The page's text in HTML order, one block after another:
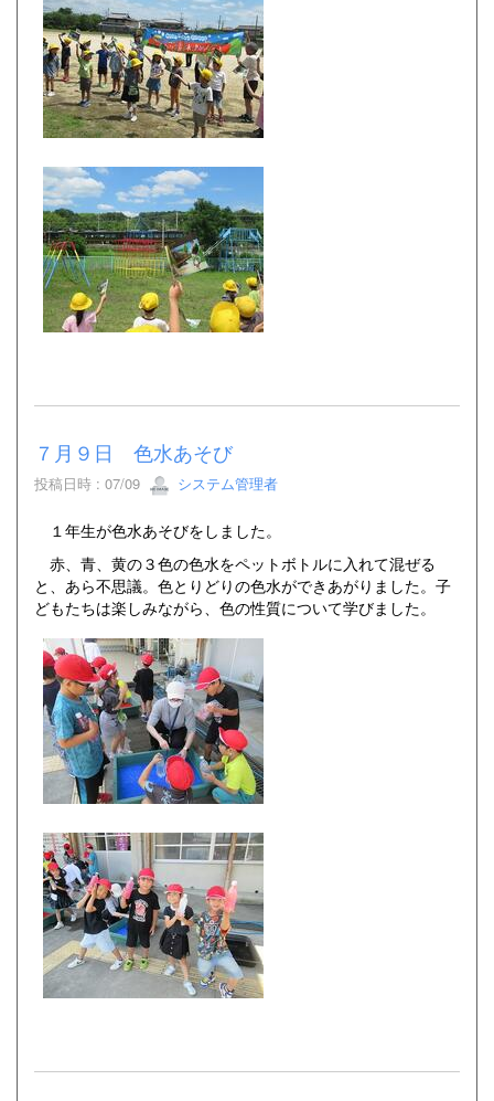
７月９日 色水あそび
投稿日時 : 07/09 システム管理者
１年生が色水あそびをしました。
赤、青、黄の３色の色水をペットボトルに入れて混ぜる
と、あら不思議。色とりどりの色水ができあがりました。子
どもたちは楽しみながら、色の性質について学びました。